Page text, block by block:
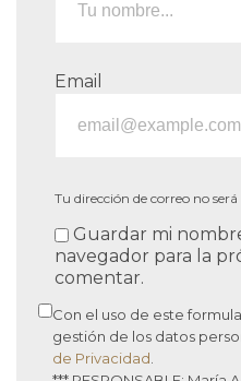
Email
Tu dirección de correo no
Guardar mi
navegador para la
comentar.
Con el uso de este
gestión de los datos
de Privacidad